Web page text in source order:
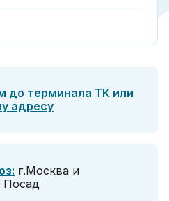
до терминала ТК или
адресу
г.Москва и
Посад